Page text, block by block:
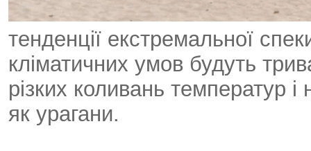
тенденції екстремальної
кліматичних умов будуть
різких коливань температур
як урагани.